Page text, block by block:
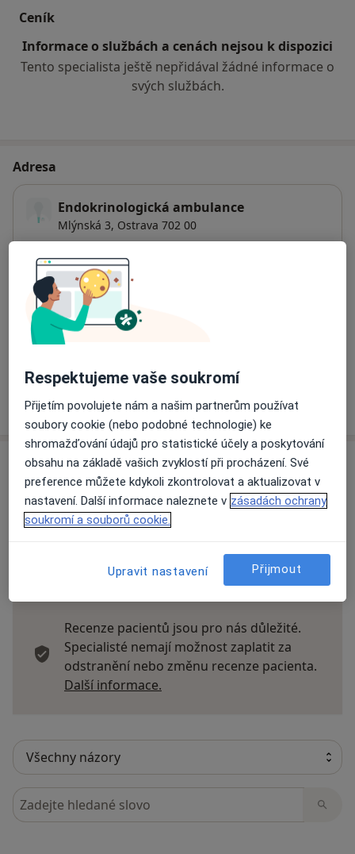
Ceník
Informace o službách a cenách nejsou k dispozici
Tento specialista ještě nepřidával žádné informace o
svých službách.
Adresa
Endokrinologická ambulance
Mlýnská 3, Ostrava 702 00
Dostupnost
Na této adrese online kalendář není aktivní
Co mám v takové situaci udělat?
Víceo adrese
Názory
Přidejte svůj názor
Recenze pacientů jsou pro nás důležité.
Specialisté nemají možnost zaplatit za
odstranění nebo změnu recenze pacienta.
Další informace.
Hledejte v názorech
Respektujeme vaše soukromí
Přijetím povolujete nám a našim partnerům používat
soubory cookie (nebo podobné technologie) ke
shromažďování údajů pro statistické účely a poskytování
obsahu na základě vašich zvyklostí při procházení. Své
preference můžete kdykoli zkontrolovat a aktualizovat v
nastavení. Další informace naleznete v zásadách ochrany
soukromí a souborů cookie.
Upravit nastavení Přijmout